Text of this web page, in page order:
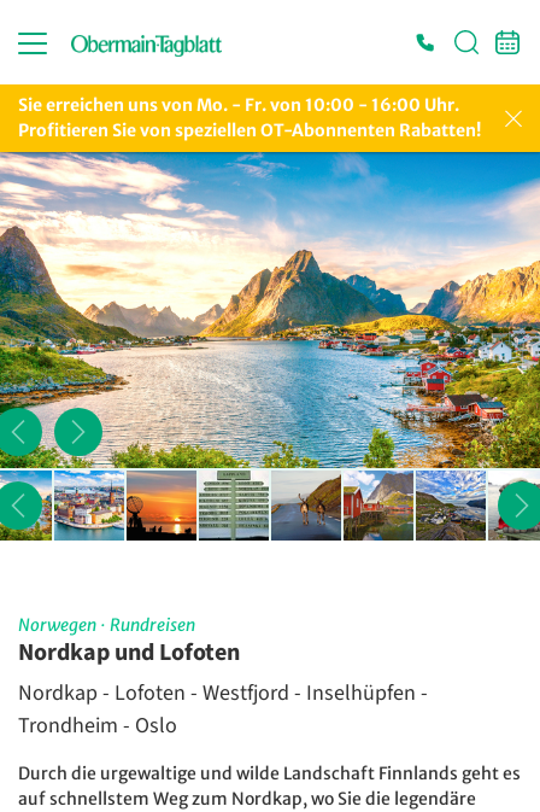
Sie erreichen uns von Mo. - Fr. von 10:00 - 16:00 Uhr.
Profitieren Sie von speziellen OT-Abonnenten Rabatten!
Es konnten keine gültigen Angebote gefunden werden. Bitte wenden Sie sich an
unser Service-Center.
Norwegen · Rundreisen
Nordkap und Lofoten
Nordkap - Lofoten - Westfjord - Inselhüpfen -
Trondheim - Oslo
Durch die urgewaltige und wilde Landschaft Finnlands geht es
auf schnellstem Weg zum Nordkap, wo Sie die legendäre